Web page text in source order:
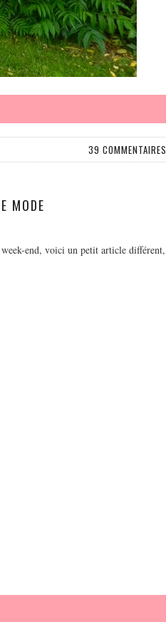
39 COMMENTAIRES
MODE
end, voici un petit article différent,